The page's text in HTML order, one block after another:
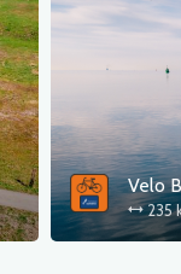
Velo
235